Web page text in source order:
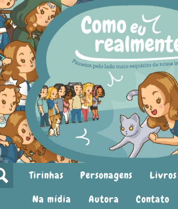
Tirinhas Personagens Livros
Na mídia
Autora Contato